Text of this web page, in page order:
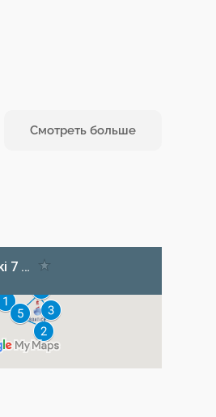
Смотреть больше